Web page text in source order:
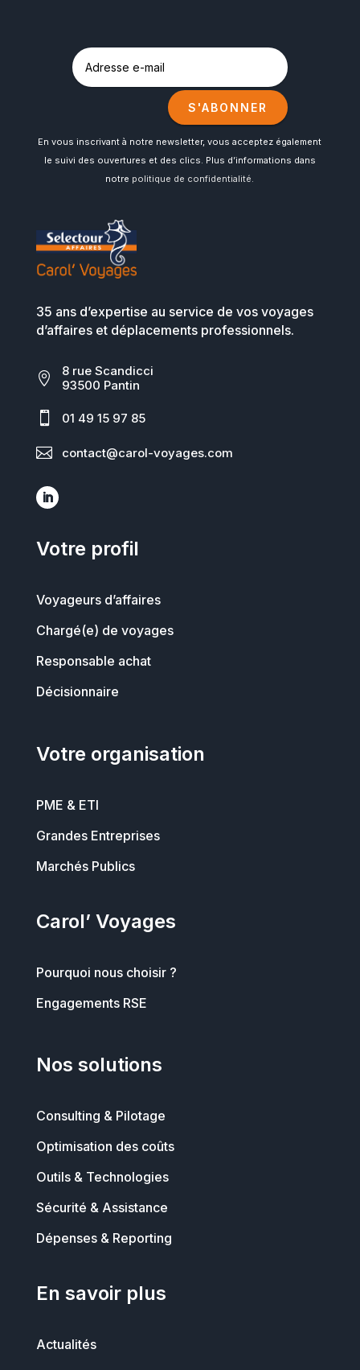
S'ABONNER
En vous inscrivant à notre newsletter, vous acceptez également
le suivi des ouvertures et des clics. Plus d’informations dans
notre politique de confidentialité.
35 ans d’expertise au service de vos voyages
d’affaires et déplacements professionnels.

8 rue Scandicci
93500 Pantin
 01 49 15 97 85
 contact@carol-voyages.com
Votre profil
Voyageurs d’affaires
Chargé(e) de voyages
Responsable achat
Décisionnaire
Votre organisation
PME & ETI
Grandes Entreprises
Marchés Publics
Carol’ Voyages
Pourquoi nous choisir ?
Engagements RSE
Nos solutions
Consulting & Pilotage
Optimisation des coûts
Outils & Technologies
Sécurité & Assistance
Dépenses & Reporting
En savoir plus
Actualités